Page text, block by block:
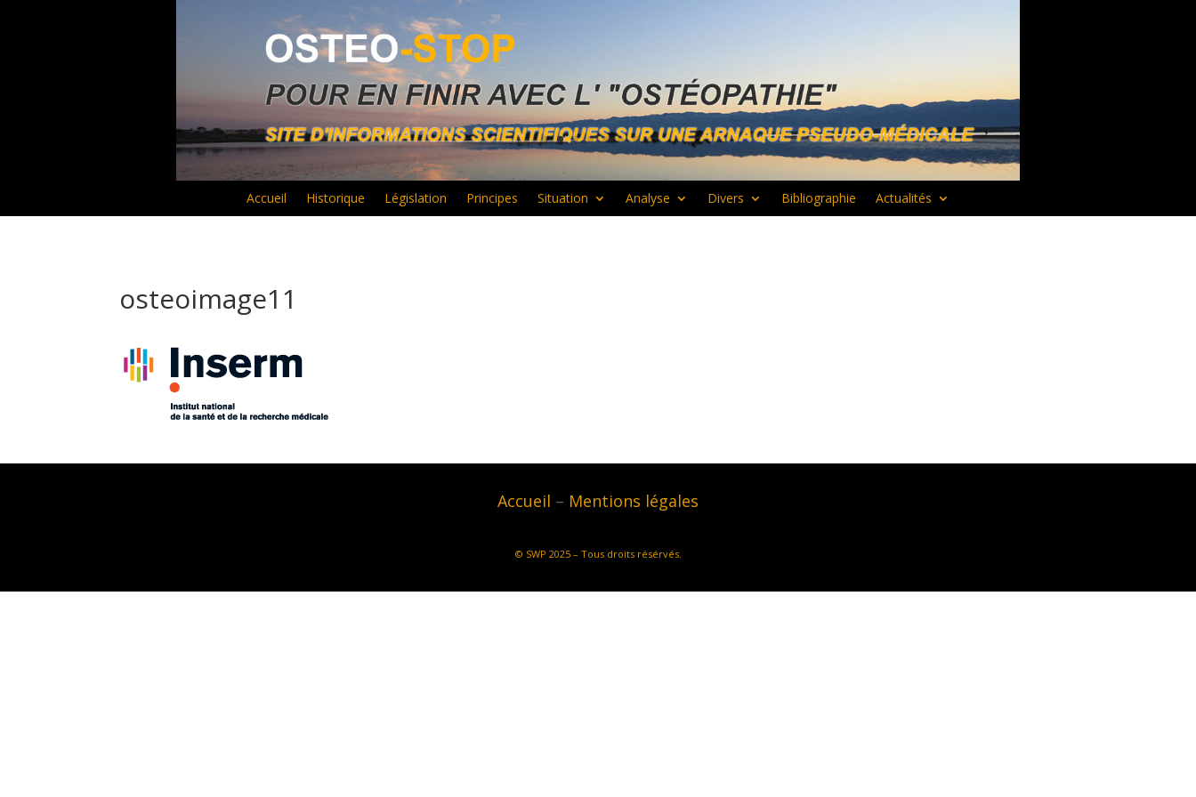
Accueil Historique Législation Principes Situation Analyse Divers Bibliographie Actualités
osteoimage11
Accueil – Mentions légales
© SWP 2025 – Tous droits résérvés.